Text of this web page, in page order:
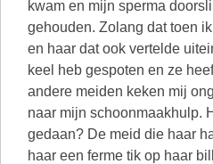
kwam en mijn sperma
gehouden. Zolang dat toen
en haar dat ook vertelde
keel heb gespoten en ze
andere meiden keken mij
naar mijn schoonmaakhulp.
gedaan? De meid die haar
haar een ferme tik op haar